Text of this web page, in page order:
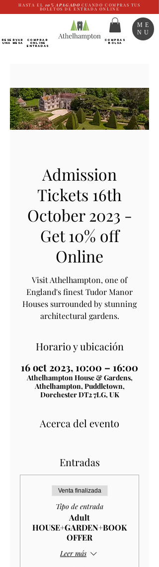
HASTA EL 10% APAGADO CUANDO COMPRAS TUS
BOLETOS DE ENTRADA ONLINE
RESERVAR
UNA MESA
Comprar
ONLINE
Entradas
COMPRAS
BOLSA
ME
NU
Admission
Tickets 16th
October 2023 -
Get 10% off
Online
Visit Athelhampton, one of
England's finest Tudor Manor
Houses surrounded by stunning
architectural gardens.
Horario y ubicación
16 oct 2023, 10:00 – 16:00
Athelhampton House & Gardens,
Athelhampton, Puddletown,
Dorchester DT2 7LG, UK
Acerca del evento
Entradas
Venta finalizada
Tipo de entrada
Adult
HOUSE+GARDEN+BOOK
OFFER
Leer más